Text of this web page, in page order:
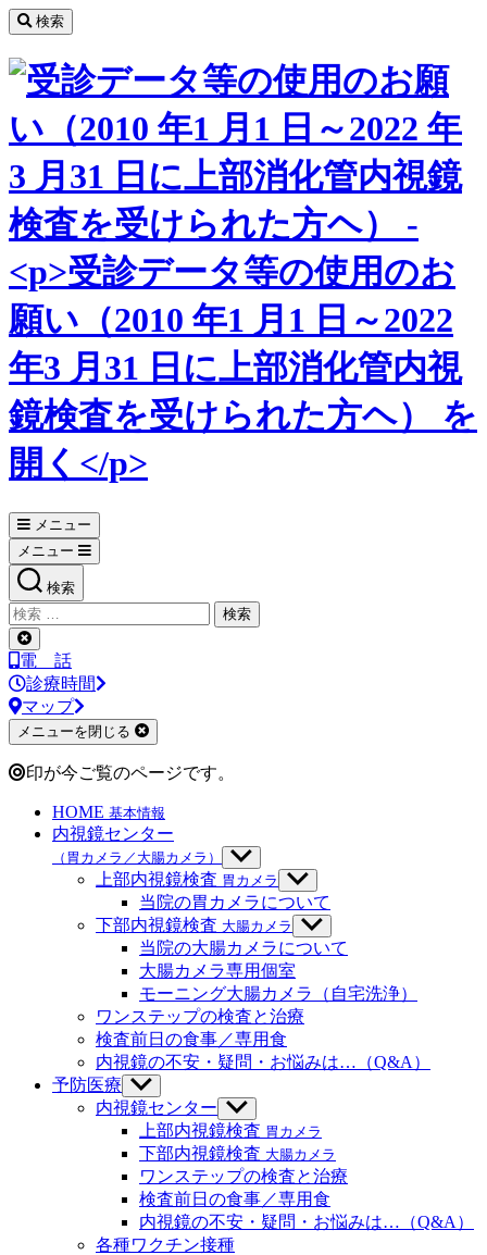
コ
ン
テ
へ
キ
プ
検索
メニュー
メニュー
検索
検
索
対
象:
検
索
を
閉
じ
る
電 話
診療時間
マップ
メニューを閉じる
印が今ご覧のページです。
HOME 基本情報
内視鏡センター
（胃カメラ／大腸カメラ）
サ
ブ
メ
ュ
ー
を
表
示
上部内視鏡検査 胃カメラ
サ
ブ
メ
ニ
ュ
ー
を
表
当院の胃カメラについて
下部内視鏡検査 大腸カメラ
サ
ブ
ニ
ュ
ー
表
当院の大腸カメラについて
大腸カメラ専用個室
モーニング大腸カメラ（自宅洗浄）
ワンステップの検査と治療
検査前日の食事／専用食
内視鏡の不安・疑問・お悩みは…（Q&A）
予防医療 サ
ブ
ニ
ュ
ー
を
表
示
内視鏡センター サ
ブ
メ
ニ
ュ
ー
を
表
上部内視鏡検査 胃カメラ
下部内視鏡検査 大腸カメラ
ワンステップの検査と治療
検査前日の食事／専用食
内視鏡の不安・疑問・お悩みは…（Q&A）
各種ワクチン接種